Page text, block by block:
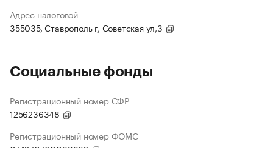
Адрес налоговой
355035, Ставрополь г, Советская ул,3
Социальные фонды
Регистрационный номер СФР
1256236348
Регистрационный номер ФОМС